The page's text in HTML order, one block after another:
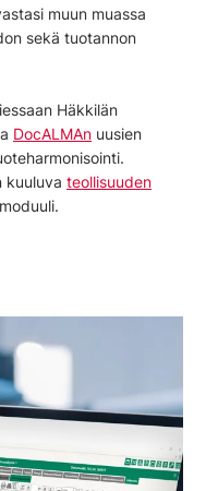
muun muassa
sekä tuotannon
Häkkilän
DocALMAn uusien
kuuluva teollisuuden